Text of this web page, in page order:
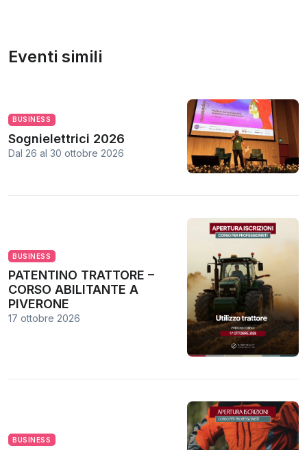
Eventi simili
BUSINESS
Sognielettrici 2026
Dal 26 al 30 ottobre 2026
BUSINESS
PATENTINO TRATTORE –
CORSO ABILITANTE A
PIVERONE
17 ottobre 2026
BUSINESS